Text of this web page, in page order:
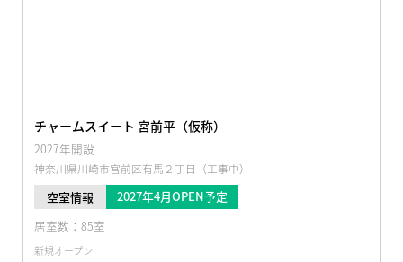
チャームスイート 宮前平（仮称）
2027年開設
神奈川県川崎市宮前区有馬２丁目（工事中）
空室情報
2027年4月OPEN予定
居室数：85室
新規オープン